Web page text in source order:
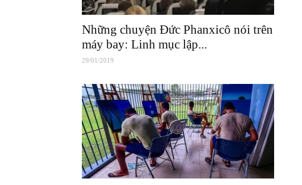
Những chuyện Đức Phanxicô nói trên
máy bay: Linh mục lập...
29/01/2019